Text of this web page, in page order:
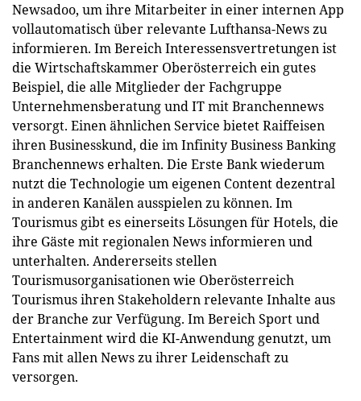
Newsadoo, um ihre Mitarbeiter in einer internen App
vollautomatisch über relevante Lufthansa-News zu
informieren. Im Bereich Interessensvertretungen ist
die Wirtschaftskammer Oberösterreich ein gutes
Beispiel, die alle Mitglieder der Fachgruppe
Unternehmensberatung und IT mit Branchennews
versorgt. Einen ähnlichen Service bietet Raiffeisen
ihren Businesskund, die im Infinity Business Banking
Branchennews erhalten. Die Erste Bank wiederum
nutzt die Technologie um eigenen Content dezentral
in anderen Kanälen ausspielen zu können. Im
Tourismus gibt es einerseits Lösungen für Hotels, die
ihre Gäste mit regionalen News informieren und
unterhalten. Andererseits stellen
Tourismusorganisationen wie Oberösterreich
Tourismus ihren Stakeholdern relevante Inhalte aus
der Branche zur Verfügung. Im Bereich Sport und
Entertainment wird die KI-Anwendung genutzt, um
Fans mit allen News zu ihrer Leidenschaft zu
versorgen.